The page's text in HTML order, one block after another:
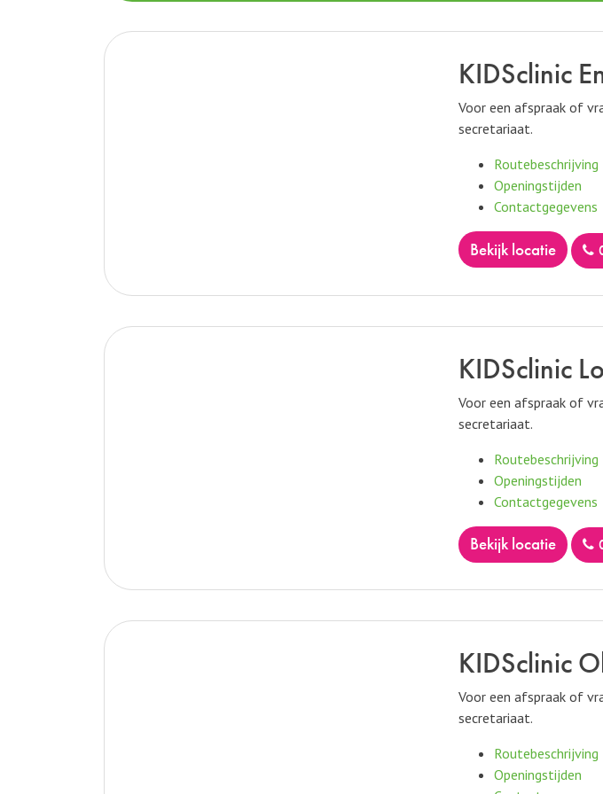
KIDSclinic
Voor een afspraak of
secretariaat.
Routebeschrijving
Openingstijden
Contactgegevens
bekijk locatie
KIDSclinic
Voor een afspraak of
secretariaat.
Routebeschrijving
Openingstijden
Contactgegevens
bekijk locatie
KIDSclinic
Voor een afspraak of
secretariaat.
Routebeschrijving
Openingstijden